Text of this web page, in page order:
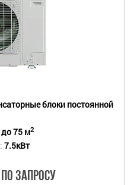
блоки постоянной
до 75 м2
7.5кВт
По запросу